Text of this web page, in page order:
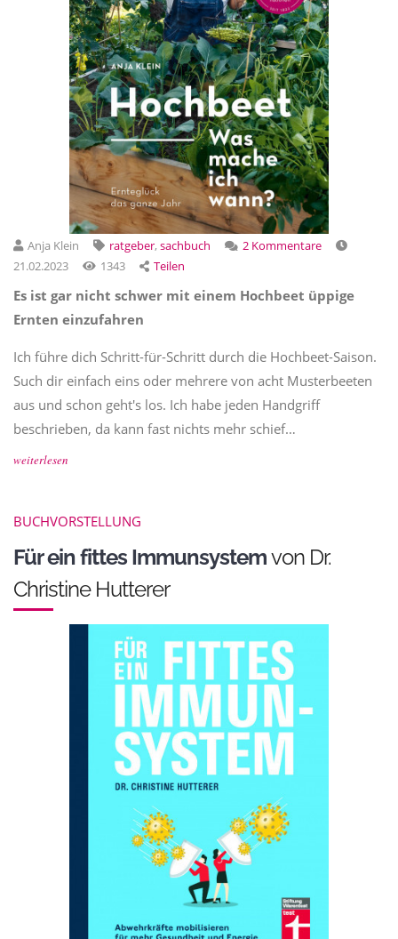
Anja Klein ratgeber, sachbuch
2 Kommentare
21.02.2023
1343 Teilen
Es ist gar nicht schwer mit einem Hochbeet üppige
Ernten einzufahren
Ich führe dich Schritt-für-Schritt durch die Hochbeet-Saison.
Such dir einfach eins oder mehrere von acht Musterbeeten
aus und schon geht's los. Ich habe jeden Handgriff
beschrieben, da kann fast nichts mehr schief…
weiterlesen
BUCHVORSTELLUNG
Für ein fittes Immunsystemvon Dr.
Christine Hutterer